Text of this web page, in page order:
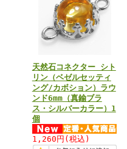
天然石コネクター シト
リン（ベゼルセッティ
ング/カボション）ラウ
ンド6mm（真鍮ブラ
ス・シルバーカラー）1
個
1,260円 (税込)